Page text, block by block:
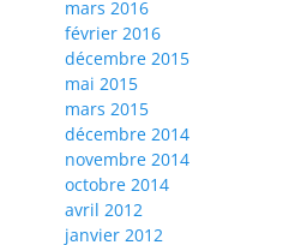
mars 2016
février 2016
décembre 2015
mai 2015
mars 2015
décembre 2014
novembre 2014
octobre 2014
avril 2012
janvier 2012